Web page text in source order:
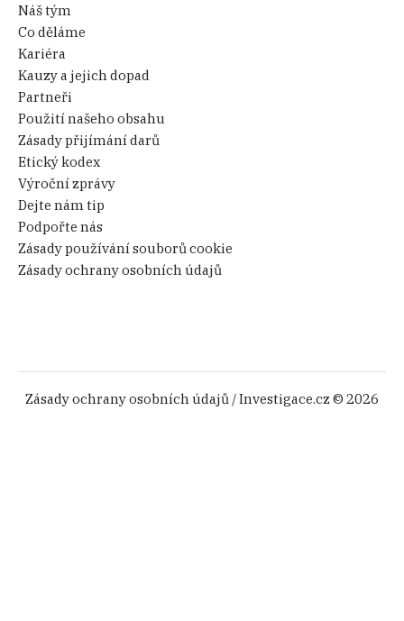
Náš tým
Co děláme
Kariéra
Kauzy a jejich dopad
Partneři
Použití našeho obsahu
Zásady přijímání darů
Etický kodex
Výroční zprávy
Dejte nám tip
Podpořte nás
Zásady používání souborů cookie
Zásady ochrany osobních údajů
Zásady ochrany osobních údajů / Investigace.cz © 2026